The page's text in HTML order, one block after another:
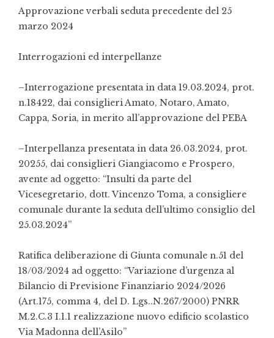
Approvazione verbali seduta precedente del 25
marzo 2024
Interrogazioni ed interpellanze
–Interrogazione presentata in data 19.03.2024, prot.
n.18422, dai consiglieri Amato, Notaro, Amato,
Cappa, Soria, in merito all’approvazione del PEBA
–Interpellanza presentata in data 26.03.2024, prot.
20255, dai consiglieri Giangiacomo e Prospero,
avente ad oggetto: “Insulti da parte del
Vicesegretario, dott. Vincenzo Toma, a consigliere
comunale durante la seduta dell’ultimo consiglio del
25.03.2024”
Ratifica deliberazione di Giunta comunale n.51 del
18/03/2024 ad oggetto: “Variazione d’urgenza al
Bilancio di Previsione Finanziario 2024/2026
(Art.175, comma 4, del D. Lgs..N.267/2000) PNRR
M.2.C.3 I.1.1 realizzazione nuovo edificio scolastico
Via Madonna dell’Asilo”